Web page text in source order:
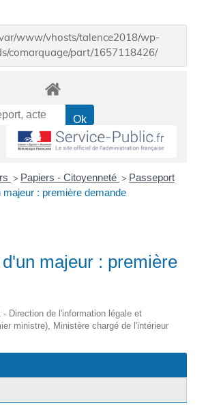
www/vhosts/talence2018/wp-
comarquage/part/1657118426/
> Papiers - Citoyenneté > Passeport
majeur : première demande
majeur : première
Direction de l'information légale et
ministre), Ministère chargé de l'intérieur